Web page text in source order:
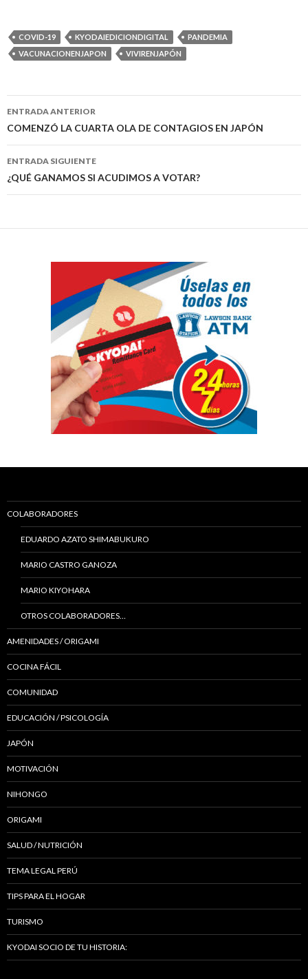
COVID-19 KYODAIEDICIONDIGITAL
PANDEMIA
VACUNACIONENJAPON
VIVIRENJAPÓN
Navegación
de
entradas
ENTRADA ANTERIOR
COMENZÓ LA CUARTA OLA DE CONTAGIOS EN JAPÓN
ENTRADA SIGUIENTE
¿QUÉ GANAMOS SI ACUDIMOS A VOTAR?
COLABORADORES
EDUARDO AZATO SHIMABUKURO
MARIO CASTRO GANOZA
MARIO KIYOHARA
OTROS COLABORADORES…
AMENIDADES / ORIGAMI
COCINA FÁCIL
COMUNIDAD
EDUCACIÓN / PSICOLOGÍA
JAPÓN
MOTIVACIÓN
NIHONGO
ORIGAMI
SALUD / NUTRICIÓN
TEMA LEGAL PERÚ
TIPS PARA EL HOGAR
TURISMO
KYODAI SOCIO DE TU HISTORIA: